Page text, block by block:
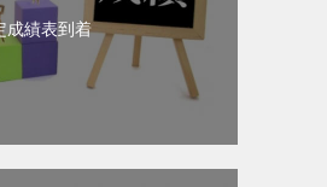
成績表到着